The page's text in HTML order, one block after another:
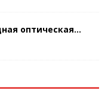
оптическая...